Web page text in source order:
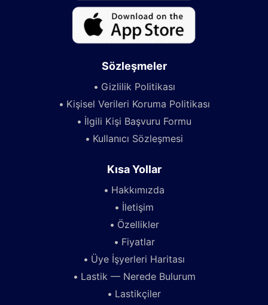
Sözleşmeler
Gizlilik Politikası
Kişisel Verileri Koruma Politikası
İlgili Kişi Başvuru Formu
Kullanıcı Sözleşmesi
Kısa Yollar
Hakkımızda
İletişim
Özellikler
Fiyatlar
Üye İşyerleri Haritası
Lastik — Nerede Bulurum
Lastikçiler